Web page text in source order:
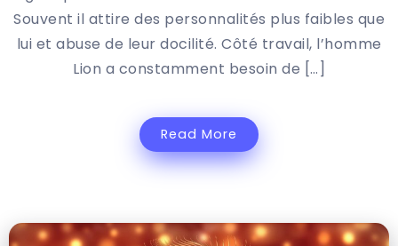
Souvent il attire des personnalités plus faibles que
lui et abuse de leur docilité. Côté travail, l’homme
Lion a constamment besoin de […]
Read More